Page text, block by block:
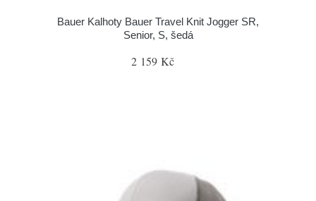
Bauer Kalhoty Bauer Travel Knit Jogger SR,
Senior, S, šedá
2 159 Kč